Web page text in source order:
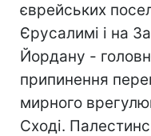
єврейських
Єрусалимі і на
Йордану -
припинення
мирного
Сході.